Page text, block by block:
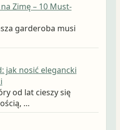
Zimę – 10 Must-
garderoba musi
jak nosić elegancki
od lat cieszy się
…